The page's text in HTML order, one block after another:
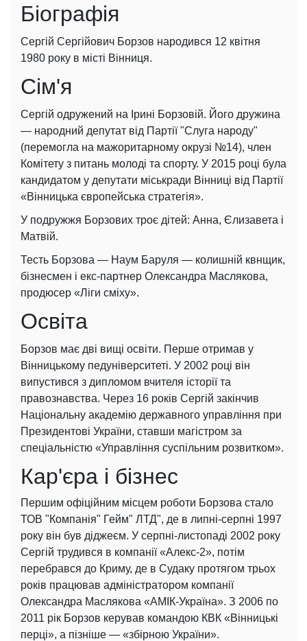
Біографія
Сергій Сергійович Борзов народився 12 квітня
1980 року в місті Вінниця.
Сім'я
Сергій одружений на Ірині Борзовій. Його дружина
— народний депутат від Партії "Слуга народу"
(перемогла на мажоритарному окрузі №14), член
Комітету з питань молоді та спорту. У 2015 році була
кандидатом у депутати міськради Вінниці від Партії
«Вінницька європейська стратегія».
У подружжя Борзових троє дітей: Анна, Єлизавета і
Матвій.
Тесть Борзова — Наум Баруля — колишній квнщик,
бізнесмен і екс-партнер Олександра Маслякова,
продюсер «Ліги сміху».
Освіта
Борзов має дві вищі освіти. Перше отримав у
Вінницькому педуніверситеті. У 2002 році він
випустився з дипломом вчителя історії та
правознавства. Через 16 років Сергій закінчив
Національну академію державного управління при
Президентові України, ставши магістром за
спеціальністю «Управління суспільним розвитком».
Кар'єра і бізнес
Першим офіційним місцем роботи Борзова стало
ТОВ "Компанія" Гейм" ЛТД", де в липні-серпні 1997
року він був діджеєм. У серпні-листопаді 2002 року
Сергій трудився в компанії «Алекс-2», потім
перебрався до Криму, де в Судаку протягом трьох
років працював адміністратором компанії
Олександра Маслякова «АМІК-Україна». З 2006 по
2011 рік Борзов керував командою КВК «Вінницькі
перці», а пізніше — «збірною України».